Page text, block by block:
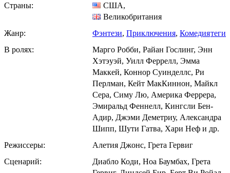
Страны:
США,
Великобритания
Жанр:
Фэнтези, Приключения, Комедиятеги
В ролях:
Марго Робби, Райан Гослинг, Энн
Хэтэуэй, Уилл Феррелл, Эмма
Маккей, Коннор Суинделлс, Ри
Перлман, Кейт МакКиннон, Майкл
Сера, Симу Лю, Америка Феррера,
Эмиральд Феннелл, Кингсли Бен-
Адир, Джэми Деметриу, Александра
Шипп, Шути Гатва, Хари Неф и др.
Режиссеры:
Алетия Джонс, Грета Гервиг
Сценарий:
Диабло Коди, Ноа Баумбах, Грета